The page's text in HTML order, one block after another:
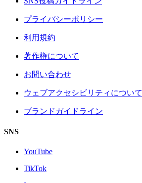
プライバシーポリシー
利用規約
著作権について
お問い合わせ
ウェブアクセシビリティについて
ブランドガイドライン
SNS
YouTube
TikTok